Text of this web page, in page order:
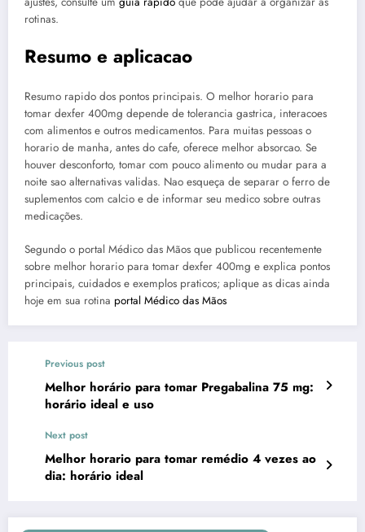
rotinas.
Resumo e aplicacao
Resumo rapido dos pontos principais. O melhor horario para
tomar dexfer 400mg depende de tolerancia gastrica, interacoes
com alimentos e outros medicamentos. Para muitas pessoas o
horario de manha, antes do cafe, oferece melhor absorcao. Se
houver desconforto, tomar com pouco alimento ou mudar para a
noite sao alternativas validas. Nao esqueça de separar o ferro de
suplementos com calcio e de informar seu medico sobre outras
medicações.
Segundo o portal Médico das Mãos que publicou recentemente
sobre melhor horario para tomar dexfer 400mg e explica pontos
principais, cuidados e exemplos praticos; aplique as dicas ainda
hoje em sua rotina portal Médico das Mãos
Previous post
Melhor horário para tomar Pregabalina 75 mg:
horário ideal e uso
Next post
Melhor horario para tomar remédio 4 vezes ao
dia: horário ideal